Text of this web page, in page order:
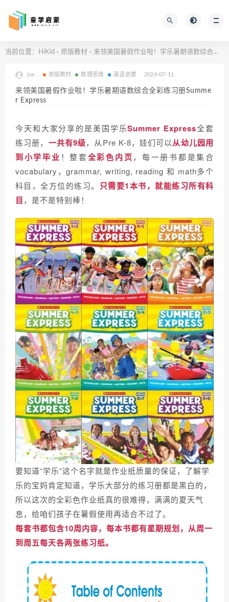
当前位置： HiKid > 原版教材 > 来领美国暑假作业啦！学乐暑期语数综合全彩练习册Summer Express
joe 原版教材 数理思维 英语启蒙 2024-07-11
来领美国暑假作业啦！学乐暑期语数综合全彩练习册Summe
r Express
今天和大家分享的是美国学乐Summer Express全套
练习册， 一共有9级，从Pre K-8，娃们可以从幼儿园用
到小学毕业 ！整套全彩色内页，每一册书都是集合
vocabulary，grammar, writing, reading 和 math多个
科目，全方位的练习。
只需要1本书，就能练习所有科
目，是不是特别棒！
要知道“学乐”这个名字就是作业纸质量的保证，了解学
乐的宝妈肯定知道，学乐大部分的练习册都是黑白的，
所以这次的全彩色作业纸真的很难得，满满的夏天气
息， 给咱们孩子在暑假使用再适合不过了。
每套书都包含10周内容，每本书都有星期规划，从周一
到周五每天各两张练习纸。